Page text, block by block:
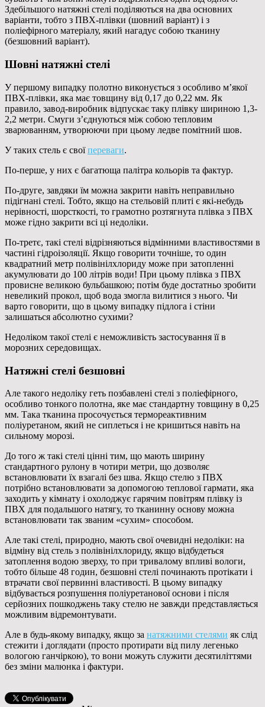
Здебільшого натяжні стелі поділяються на два основних
варіанти, тобто з ПВХ-плівки (шовний варіант) і з
поліефірного матеріалу, який нагадує собою тканину
(безшовний варіант).
Шовні натяжні стелі
У першому випадку полотно виконується з особливо м’якої
ПВХ-плівки, яка має товщину від 0,17 до 0,22 мм. Як
правило, завод-виробник відпускає таку плівку шириною 1,3-
2,2 метри. Смуги з’єднуються між собою тепловим
зварюванням, утворюючи при цьому ледве помітний шов.
У таких стель є своїпереваги.
По-перше, у них є багатюща палітра кольорів та фактур.
По-друге, завдяки їм можна закрити навіть неправильно
підігнані стелі. Тобто, якщо на стельовій плиті є які-небудь
нерівності, шорсткості, то грамотно розтягнута плівка з ПВХ
може гідно закрити всі ці недоліки.
По-третє, такі стелі відрізняються відмінними властивостями в
частині гідроізоляції. Якщо говорити точніше, то один
квадратний метр полівінілхлориду може при затопленні
акумулювати до 100 літрів води! При цьому плівка з ПВХ
провисне великою бульбашкою; потім буде достатньо зробити
невеликий прокол, щоб вода змогла вилитися з нього. Чи
варто говорити, що в цьому випадку підлога і стіни
залишаться абсолютно сухими?
Недоліком такої стелі є неможливість застосування її в
морозних середовищах.
Натяжні стелі безшовні
Але такого недоліку геть позбавлені стелі з поліефірного,
особливо тонкого полотна, яке має стандартну товщину в 0,25
мм. Така тканина просочується термореактивним
поліуретаном, який не сиплеться і не кришиться навіть на
сильному морозі.
До того ж такі стелі цінні тим, що мають ширину
стандартного рулону в чотири метри, що дозволяє
встановлювати їх взагалі без шва. Якщо стелю з ПВХ
потрібно встановлювати за допомогою теплової гармати, яка
заходить у кімнату і охолоджує гарячим повітрям плівку із
ПВХ для подальшого натягу, то тканинну основу можна
встановлювати так званим «сухим» способом.
Але такі стелі, природно, мають свої очевидні недоліки: на
відміну від стель з полівінілхлориду, якщо відбудеться
затоплення водою зверху, то при тривалому впливі вологи,
тобто більше 48 годин, безшовні стелі починають протікати і
втрачати свої первинні властивості. В цьому випадку
відбувається розпушення поліуретанової основи і після
серйозних пошкоджень таку стелю не завжди представляється
можливим відремонтувати.
Але в будь-якому випадку, якщо за натяжними стелями як слід
стежити і доглядати (просто протирати від пилу легенько
вологою ганчіркою), то вони можуть служити десятиліттями
без зміни малюнка і фактури.